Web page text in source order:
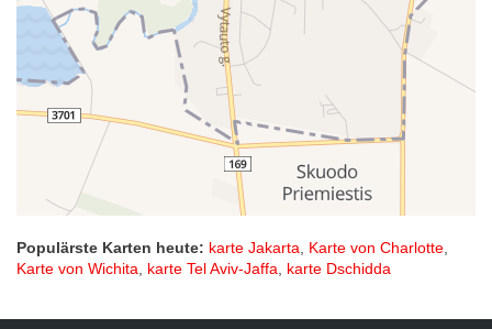
Populärste Karten heute: karte Jakarta, Karte von Charlotte,
Karte von Wichita, karte Tel Aviv-Jaffa, karte Dschidda